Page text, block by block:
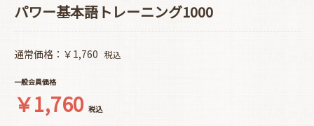
パワー基本語トレーニング1000
通常価格：￥1,760 税込
一般会員価格
￥1,760 税込